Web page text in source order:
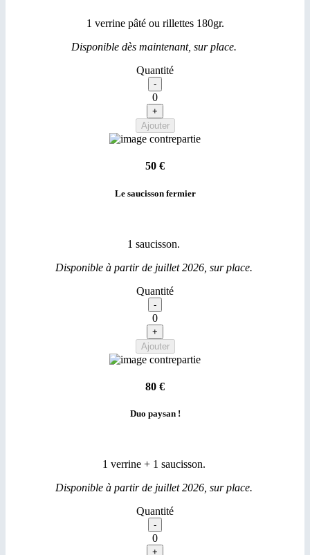
1 verrine pâté ou rillettes 180gr.
Disponible dès maintenant, sur place.
Quantité
0
50 €
Le saucisson fermier
1 saucisson.
Disponible à partir de juillet 2026, sur place.
Quantité
0
80 €
Duo paysan !
1 verrine + 1 saucisson.
Disponible à partir de juillet 2026, sur place.
Quantité
0